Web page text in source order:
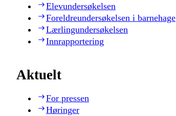
Elevundersøkelsen
Foreldreundersøkelsen i barnehage
Lærlingundersøkelsen
Innrapportering
Aktuelt
For pressen
Høringer